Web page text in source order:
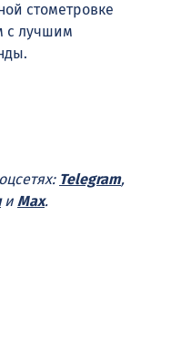
стометровке
с лучшим
Telegram,
и Max.